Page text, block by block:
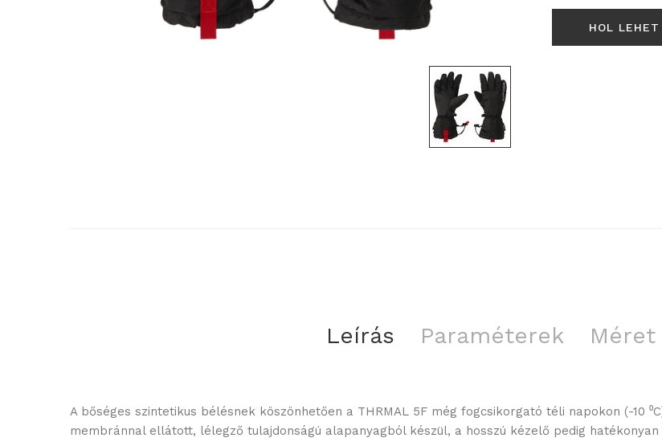
HOL LEHET
Leírás Paraméterek
A bőséges szintetikus bélésnek köszönhetően a THRMAL 5F még fogcsikorgató téli napokon (-10
membránnal ellátott, lélegző tulajdonságú alapanyagból készül, a hosszú kézelő pedig